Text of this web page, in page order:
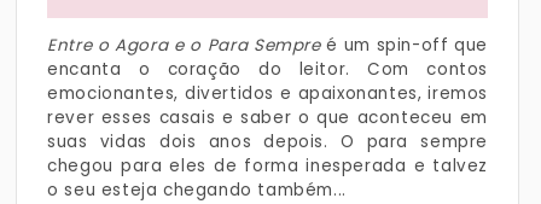
Entre o Agora e o Para Sempreé um spin-off que
encanta o coração do leitor. Com contos
emocionantes, divertidos e apaixonantes, iremos
rever esses casais e saber o que aconteceu em
suas vidas dois anos depois. O para sempre
chegou para eles de forma inesperada e talvez
o seu esteja chegando também...